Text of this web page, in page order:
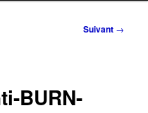
Suivant →
BURN-